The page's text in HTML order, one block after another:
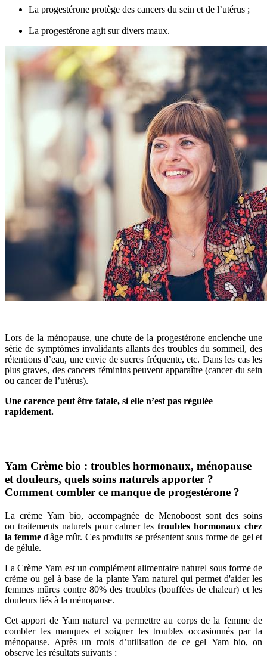
La progestérone protège des cancers du sein et de l’utérus ;
La progestérone agit sur divers maux.
Lors de la ménopause, une chute de la progestérone enclenche une
série de symptômes invalidants allants des troubles du sommeil, des
rétentions d’eau, une envie de sucres fréquente, etc. Dans les cas les
plus graves, des cancers féminins peuvent apparaître (cancer du sein
ou cancer de l’utérus).
Une carence peut être fatale, si elle n’est pas régulée
rapidement.
Yam Crème bio : troubles hormonaux, ménopause
et douleurs, quels soins naturels apporter ?
Comment combler ce manque de progestérone ?
La crème Yam bio, accompagnée de Menoboost sont des soins
ou traitements naturels pour calmer les troubles hormonaux chez
la femme d'âge mûr. Ces produits se présentent sous forme de gel et
de gélule.
La Crème Yam est un complément alimentaire naturel sous forme de
crème ou gel à base de la plante Yam naturel qui permet d'aider les
femmes mûres contre 80% des troubles (bouffées de chaleur) et les
douleurs liés à la ménopause.
Cet apport de Yam naturel va permettre au corps de la femme de
combler les manques et soigner les troubles occasionnés par la
ménopause. Après un mois d’utilisation de ce gel Yam bio, on
observe les résultats suivants :